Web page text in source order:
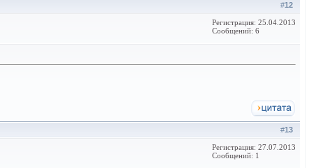
#12
Регистрация: 25.04.2013
Сообщений: 6
#13
Регистрация: 27.07.2013
Сообщений: 1